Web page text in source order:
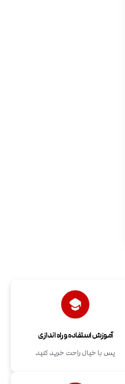
آموزش استفاده و راه اندازی
پس با خیال راحت خرید کنید